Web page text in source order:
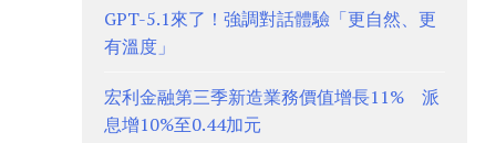
GPT-5.1來了！強調對話體驗「更自然、更
有溫度」
宏利金融第三季新造業務價值增長11% 派
息增10%至0.44加元